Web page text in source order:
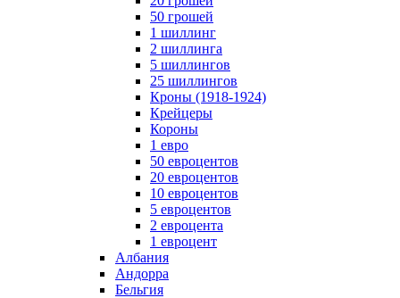
50 грошей
1 шиллинг
2 шиллинга
5 шиллингов
25 шиллингов
Кроны (1918-1924)
Крейцеры
Короны
1 евро
50 евроцентов
20 евроцентов
10 евроцентов
5 евроцентов
2 евроцента
1 евроцент
Албания
Андорра
Бельгия